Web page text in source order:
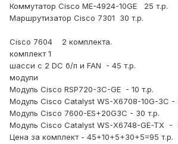
Коммутатор Cisco ME-4924-10GE 25 т.р.
Маршрутизатор Cisco 7301 30 т.р.
Cisco 7604 2 комплекта.
комплект 1
шасси с 2 DC б/п и FAN - 45 т.р.
модули
Модуль Cisco RSP720-3C-GE - 10 т.р.
Модуль Cisco Catalyst WS-X6708-10G-3C -
Модуль Cisco 7600-ES+20G3C - 30 т.р.
Модуль Cisco Catalyst WS-X6748-GE-TX -
Цена за комплект - 45+10+5+30+5=95 т.р.